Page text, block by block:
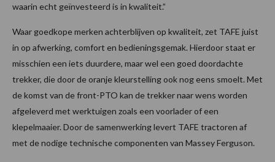
waarin echt geïnvesteerd is in kwaliteit.”
Waar goedkope merken achterblijven op kwaliteit, zet TAFE juist
in op afwerking, comfort en bedieningsgemak. Hierdoor staat er
misschien een iets duurdere, maar wel een goed doordachte
trekker, die door de oranje kleurstelling ook nog eens smoelt. Met
de komst van de front-PTO kan de trekker naar wens worden
afgeleverd met werktuigen zoals een voorlader of een
klepelmaaier. Door de samenwerking levert TAFE tractoren af
met de nodige technische componenten van Massey Ferguson.